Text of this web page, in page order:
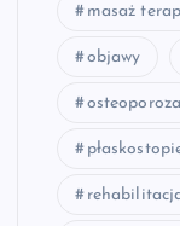
masaż
objawy
osteoporoza